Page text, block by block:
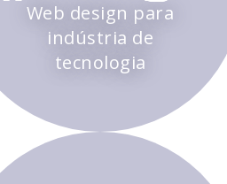
Web design para
indústria de
tecnologia